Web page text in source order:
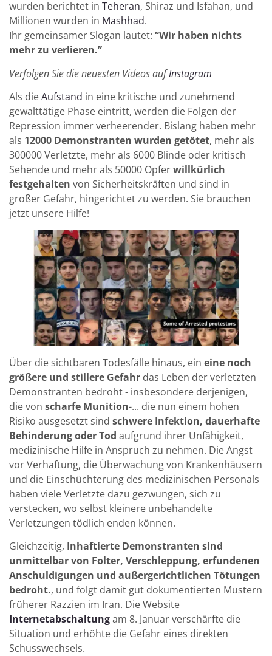
wurden berichtet in Teheran, Shiraz und Isfahan, und
Millionen wurden in Mashhad.
Ihr gemeinsamer Slogan lautet: “Wir haben nichts
mehr zu verlieren.”
Verfolgen Sie die neuesten Videos aufInstagram
Als dieAufstand in eine kritische und zunehmend
gewalttätige Phase eintritt, werden die Folgen der
Repression immer verheerender. Bislang haben mehr
als 12000 Demonstranten wurden getötet, mehr als
300000 Verletzte, mehr als 6000 Blinde oder kritisch
Sehende und mehr als 50000 Opferwillkürlich
festgehalten von Sicherheitskräften und sind in
großer Gefahr, hingerichtet zu werden. Sie brauchen
jetzt unsere Hilfe!
Über die sichtbaren Todesfälle hinaus, ein eine noch
größere und stillere Gefahr das Leben der verletzten
Demonstranten bedroht - insbesondere derjenigen,
die von scharfe Munition-... die nun einem hohen
Risiko ausgesetzt sind schwere Infektion, dauerhafte
Behinderung oder Tod aufgrund ihrer Unfähigkeit,
medizinische Hilfe in Anspruch zu nehmen. Die Angst
vor Verhaftung, die Überwachung von Krankenhäusern
und die Einschüchterung des medizinischen Personals
haben viele Verletzte dazu gezwungen, sich zu
verstecken, wo selbst kleinere unbehandelte
Verletzungen tödlich enden können.
Gleichzeitig, Inhaftierte Demonstranten sind
unmittelbar von Folter, Verschleppung, erfundenen
Anschuldigungen und außergerichtlichen Tötungen
bedroht., und folgt damit gut dokumentierten Mustern
früherer Razzien im Iran. Die Website
Internetabschaltungam 8. Januar verschärfte die
Situation und erhöhte die Gefahr eines direkten
Schusswechsels.